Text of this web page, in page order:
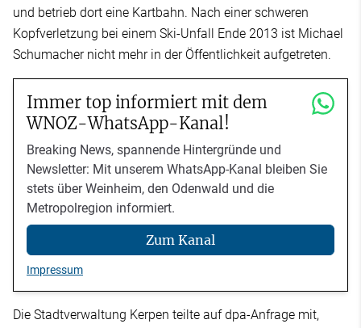
und betrieb dort eine Kartbahn. Nach einer schweren
Kopfverletzung bei einem Ski-Unfall Ende 2013 ist Michael
Schumacher nicht mehr in der Öffentlichkeit aufgetreten.
Immer top informiert mit dem
WNOZ-WhatsApp-Kanal!
Breaking News, spannende Hintergründe und
Newsletter: Mit unserem WhatsApp-Kanal bleiben Sie
stets über Weinheim, den Odenwald und die
Metropolregion informiert.
Zum Kanal
Impressum
Die Stadtverwaltung Kerpen teilte auf dpa-Anfrage mit,